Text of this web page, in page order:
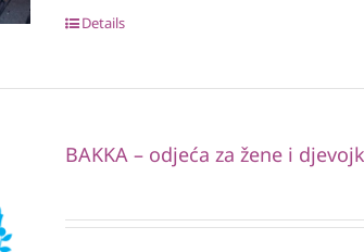
Details
BAKKA – odjeća za žene i